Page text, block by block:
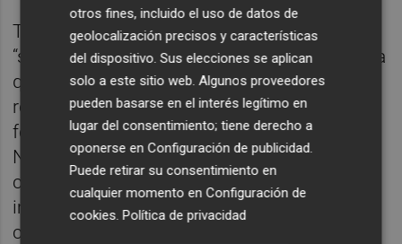
Toledo también ha agradecido a Ecovidrio
“su implicación un año más en una campaña
que contribuye a reforzar los hábitos de
reciclaje en unas fechas de gran actividad
festiva y social”. La concejala de Fiestas,
Noelia Selma, ha puesto en valor la
colaboración entre todas las entidades
implicadas y ha señalado que “la
colaboración entre el Ayuntamiento,
otros fines, incluido el uso de datos de
geolocalización precisos y características
del dispositivo. Sus elecciones se aplican
solo a este sitio web. Algunos proveedores
pueden basarse en el interés legítimo en
lugar del consentimiento; tiene derecho a
oponerse enConfiguración de publicidad
Puede retirar su consentimiento en
cualquier momento enConfiguración de
cookies .Política de privacidad